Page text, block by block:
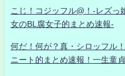
こじ！コジッフル@！-レズっ
女のBL腐女子的まとめ速報-
何だ！何が？真・シロッフ
ニート的まとめ速報！一生童